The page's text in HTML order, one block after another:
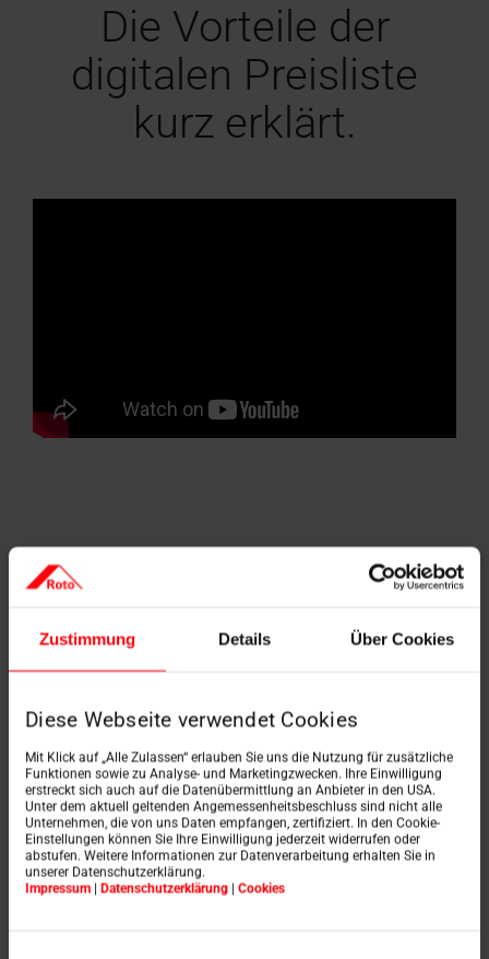
Zustimmung Details Über Cookies
Diese Webseite verwendet Cookies
Mit Klick auf „Alle Zulassen“ erlauben Sie uns die Nutzung für zusätzliche
Funktionen sowie zu Analyse- und Marketingzwecken. Ihre Einwilligung
erstreckt sich auch auf die Datenübermittlung an Anbieter in den USA.
Unter dem aktuell geltenden Angemessenheitsbeschluss sind nicht alle
Unternehmen, die von uns Daten empfangen, zertifiziert. In den Cookie-
Einstellungen können Sie Ihre Einwilligung jederzeit widerrufen oder
abstufen. Weitere Informationen zur Datenverarbeitung erhalten Sie in
unserer Datenschutzerklärung.
Impressum | Datenschutzerklärung | Cookies
Die Vorteile der
digitalen Preisliste
kurz erklärt.
Die digitale Roto
Preisliste – immer